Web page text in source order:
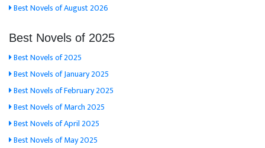
Best Novels of August 2026
Best Novels of 2025
Best Novels of 2025
Best Novels of January 2025
Best Novels of February 2025
Best Novels of March 2025
Best Novels of April 2025
Best Novels of May 2025